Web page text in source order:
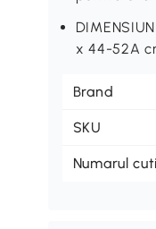
x 44-52A
Brand
SKU
Numarul